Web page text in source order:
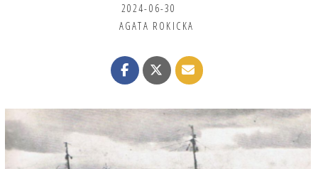
2024-06-30
AGATA ROKICKA